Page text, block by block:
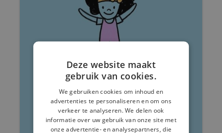
Deze website maakt
gebruik van cookies.
We gebruiken cookies om inhoud en
advertenties te personaliseren en om ons
verkeer te analyseren. We delen ook
informatie over uw gebruik van onze site met
onze advertentie- en analysepartners, die